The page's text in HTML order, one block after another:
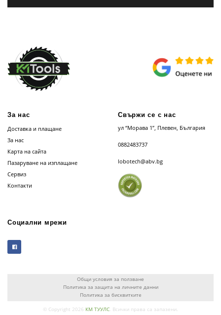
За нас
Доставка и плащане
За нас
Карта на сайта
Пазаруване на изплащане
Сервиз
Контакти
Свържи се с нас
ул “Морава 1”, Плевен, България
0882483737
lobotech@abv.bg
Социални мрежи
Общи условия за ползване
Политика за защита на личните данни
Политика за бисквитките
© Copyright 2026 КМ ТУУЛС. Всички права са запазени.